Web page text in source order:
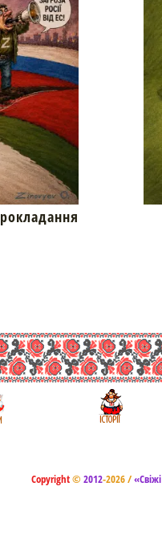
Copyright© 2012-2026 /«Свіжі